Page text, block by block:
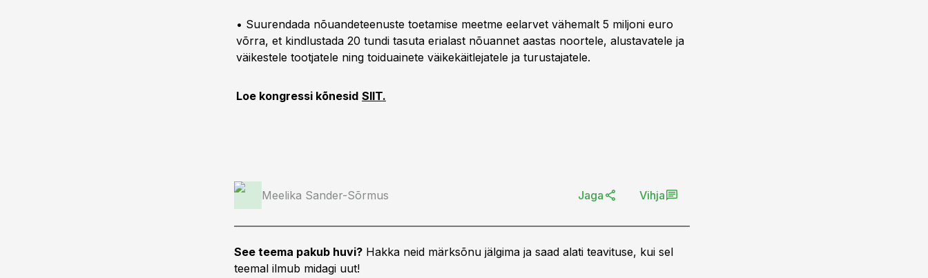
• Suurendada nõuandeteenuste toetamise meetme eelarvet vähemalt 5 miljoni euro
võrra, et kindlustada 20 tundi tasuta erialast nõuannet aastas noortele, alustavatele ja
väikestele tootjatele ning toiduainete väikekäitlejatele ja turustajatele.
Loe kongressi kõnesid SIIT.
Meelika Sander-Sõrmus Jaga Vihja
See teema pakub huvi? Hakka neid märksõnu jälgima ja saad alati teavituse, kui sel
teemal ilmub midagi uut!